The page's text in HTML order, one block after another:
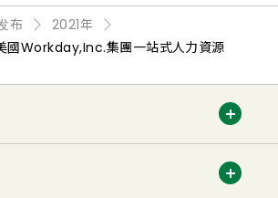
布
2021年
國Workday,Inc.集團一站式人力資源